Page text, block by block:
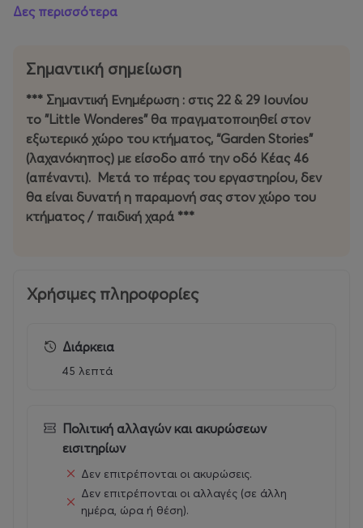
Για βρέφη 3–13 μηνών
Τιμή εισιτηρίου: 15€
Είναι απαραίτητη η αγορά του εισιτηρίου μόνο για τα
παιδιά 💛
Δες περισσότερα
Σημαντική σημείωση
*** Σημαντική Ενημέρωση : στις 22 & 29 Ιουνίου
το "Little Wonderes” θα πραγματοποιηθεί στον
εξωτερικό χώρο του κτήματος, “Garden Stories”
(λαχανόκηπος) με είσοδο από την οδό Κέας 46
(απέναντι). Μετά το πέρας του εργαστηρίου, δεν
θα είναι δυνατή η παραμονή σας στον χώρο του
κτήματος / παιδική χαρά ***
Χρήσιμες πληροφορίες
Διάρκεια
45 λεπτά
Πολιτική αλλαγών και ακυρώσεων
εισιτηρίων
Δεν επιτρέπονται οι ακυρώσεις.
Δεν επιτρέπονται οι αλλαγές (σε άλλη
ημέρα, ώρα ή θέση).